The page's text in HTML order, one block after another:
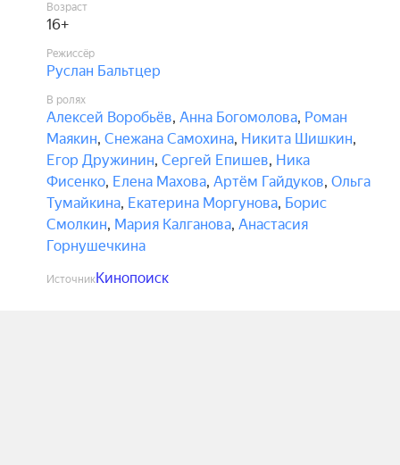
Возраст
16+
Режиссёр
Руслан Бальтцер
В ролях
Алексей Воробьёв, Анна Богомолова, Роман
Маякин, Снежана Самохина, Никита Шишкин,
Егор Дружинин, Сергей Епишев, Ника
Фисенко, Елена Махова, Артём Гайдуков, Ольга
Тумайкина, Екатерина Моргунова, Борис
Смолкин, Мария Калганова, Анастасия
Горнушечкина
ИсточникКинопоиск